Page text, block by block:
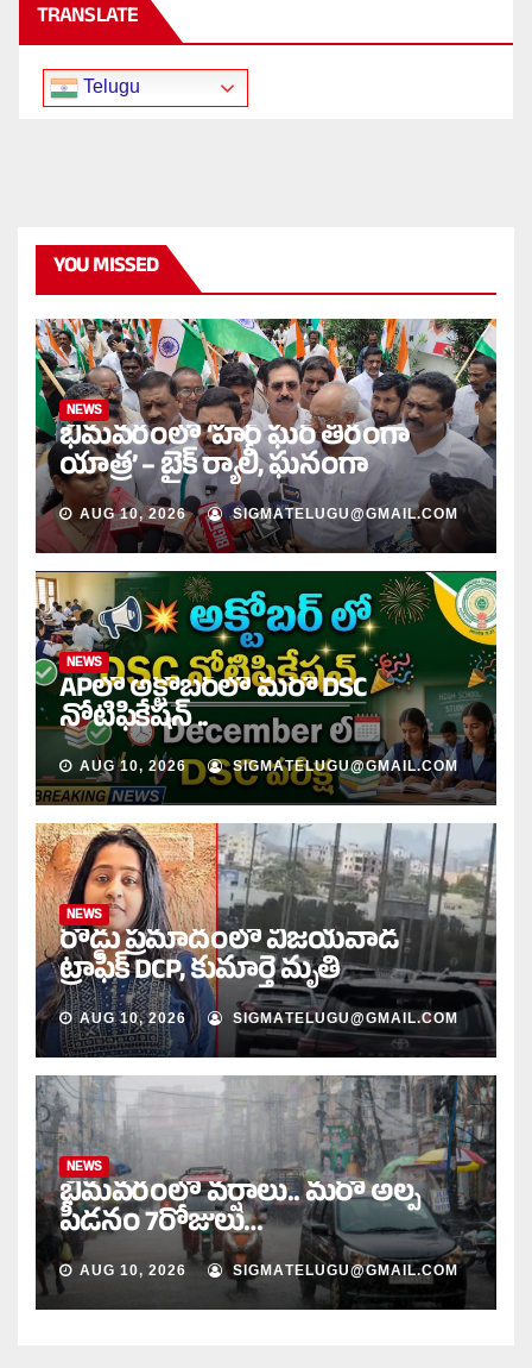
TRANSLATE
Telugu
YOU MISSED
NEWS
భీమవరంలో ‘హర్ ఘర్ తిరంగా
యాత్ర’ – బైక్ ర్యాలీ, ఘనంగా
AUG 10, 2026 SIGMATELUGU@GMAIL.COM
NEWS
APలో అక్టోబర్‌లో మరో DSC
నోటిఫికేషన్ ..
AUG 10, 2026 SIGMATELUGU@GMAIL.COM
NEWS
రోడ్డు ప్రమాదంలో విజయవాడ
ట్రాఫిక్‌ DCP, కుమార్తె మృతి
AUG 10, 2026 SIGMATELUGU@GMAIL.COM
NEWS
భీమవరంలో వర్షాలు.. మరో అల్ప
పీడనం 7రోజులు…
AUG 10, 2026 SIGMATELUGU@GMAIL.COM